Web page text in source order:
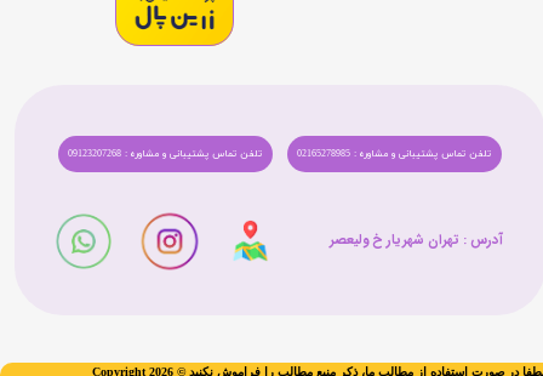
تلفن تماس پشتیبانی و مشاوره : 09123207268 تلفن تماس پشتیبانی و مشاوره : 02165278985
آدرس : تهران شهریار خ ولیعصر​​​​​​​